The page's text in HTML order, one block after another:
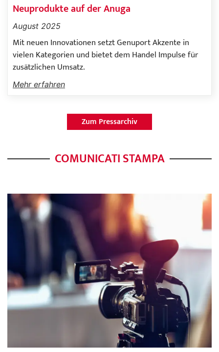
Neuprodukte auf der Anuga
August 2025
Mit neuen Innovationen setzt Genuport Akzente in
vielen Kategorien und bietet dem Handel Impulse für
zusätzlichen Umsatz.
Mehr erfahren
Zum Pressarchiv
COMUNICATI STAMPA